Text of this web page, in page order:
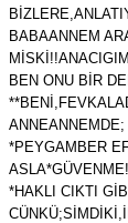
BABAANNEM
BEN ONU BİR
ANNEANNEMDE;
*PEYGAMBER
*HAKLI CIKTI